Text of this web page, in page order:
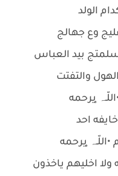
الولد
وع جهالج
سلمتج بيد العباس
والتفتت
يرحمه
احد
يرحمه
اخليهم ياخذون